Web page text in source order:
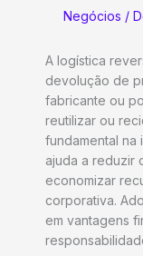
Negócios /
A logística
devolução de
fabricante ou
reutilizar ou
fundamental na
ajuda a reduzir
economizar
corporativa.
em vantagens